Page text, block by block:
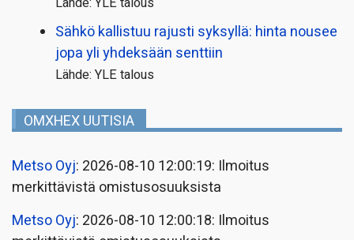
Sähkö kallistuu rajusti syksyllä: hinta nousee
jopa yli yhdeksään senttiin
Lähde: YLE talous
OMXHEX UUTISIA
Metso Oyj: 2026-08-10 12:00:19: Ilmoitus
merkittävistä omistusosuuksista
Metso Oyj: 2026-08-10 12:00:18: Ilmoitus